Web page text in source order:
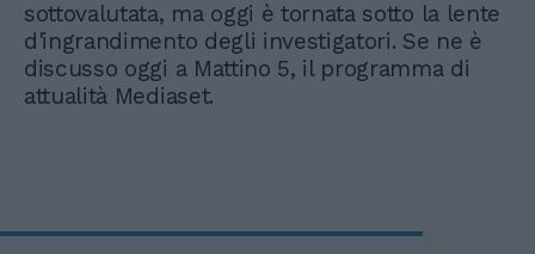
sottovalutata, ma oggi è tornata sotto la lente
d'ingrandimento degli investigatori. Se ne è
discusso oggi a Mattino 5, il programma di
attualità Mediaset.